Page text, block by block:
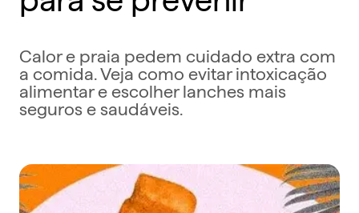
Calor e praia pedem cuidado extra com
a comida. Veja como evitar intoxicação
alimentar e escolher lanches mais
seguros e saudáveis.